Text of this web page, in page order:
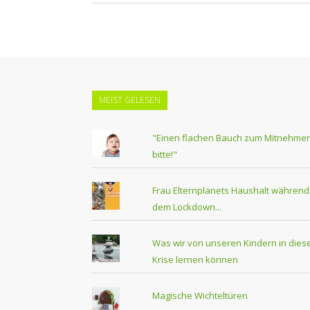
MEIST GELESEN
"Einen flachen Bauch zum
bitte!"
Frau Elternplanets Haushalt während
dem Lockdown...
Was wir von unseren Kindern in
Krise lernen können
Magische Wichteltüren